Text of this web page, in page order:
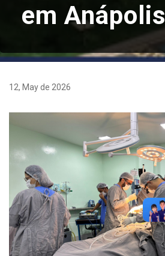
em Anápolis
12, May de 2026